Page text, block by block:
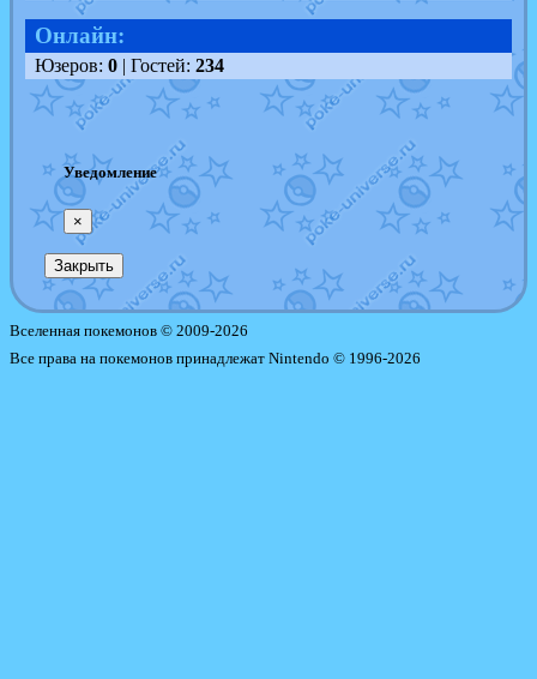
Онлайн:
Юзеров: 0| Гостей: 234
Уведомление
×
Закрыть
Вселенная покемонов © 2009-2026
Все права на покемонов принадлежат Nintendo © 1996-2026